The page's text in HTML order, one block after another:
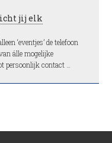
jij elk
‘eventjes’ de telefoon
álle mogelijke
persoonlijk contact …